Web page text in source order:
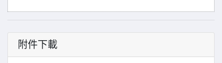
附件下載